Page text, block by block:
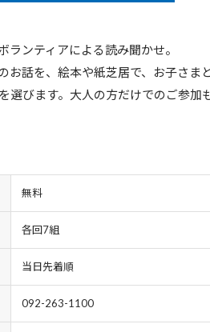
ランティアによる読み聞かせ。
お話を、絵本や紙芝居で、お子さ
選びます。大人の方だけでのご参加
無料
各回7組
当日先着順
092-263-1100